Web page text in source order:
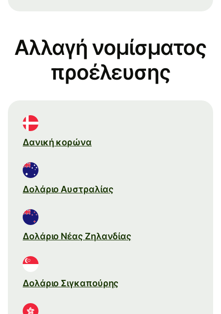
Αλλαγή νομίσματος
προέλευσης
Δανική κορώνα
Δολάριο Αυστραλίας
Δολάριο Νέας Ζηλανδίας
Δολάριο Σιγκαπούρης